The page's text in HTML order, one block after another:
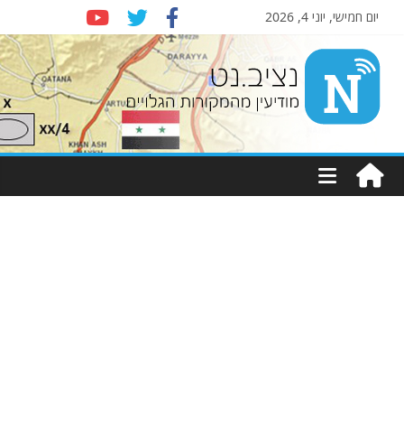
יום חמישי, יוני 4, 2026
Nziv.net
מודיעין
מהמקורות